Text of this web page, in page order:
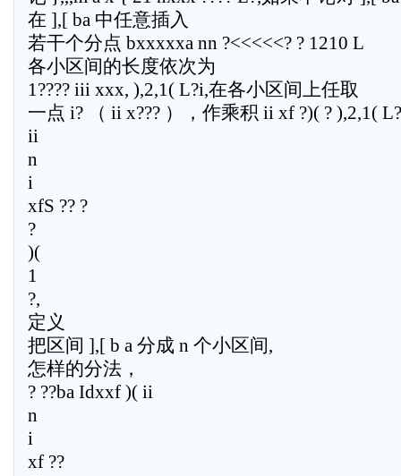
在 ],[ ba 中任意插入
若干个分点 bxxxxxa nn ?<<<<<? ? 1210 L
各小区间的长度依次为
1???? iii xxx, ),2,1( L?i,在各小区间上任取
一点 i? （ ii x??? ），作乘积 ii xf ?)( ? ),2,1(
ii
n
i
xfS ?? ?
?
)(
1
?,
定义
把区间 ],[ b a 分成 n 个小区间,
怎样的分法，
? ??ba Idxxf )( ii
n
i
xf ??